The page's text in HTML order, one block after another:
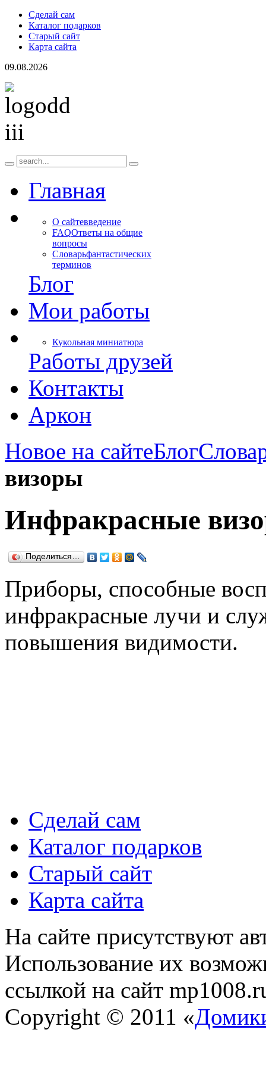
Сделай сам
Каталог подарков
Старый сайт
Карта сайта
09.08.2026
Главная
О сайтевведение
FAQОтветы на общие
вопросы
Словарьфантастических
терминов
Блог
Мои работы
Кукольная миниатюра
Работы друзей
Контакты
Аркон
Новое на сайтеБлог
визоры
Инфракрасные
Поделиться…
Приборы, способные
инфракрасные лучи и
повышения видимости.
Сделай сам
Каталог подарков
Старый сайт
Карта сайта
На сайте присутствуют
Использование их
ссылкой на сайт
Copyright © 2011 «